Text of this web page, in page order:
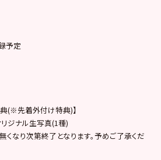
予定
典(※先着外付け特典)】
リジナル生写真(1種)
なり次第終了となります。予めご了承くだ